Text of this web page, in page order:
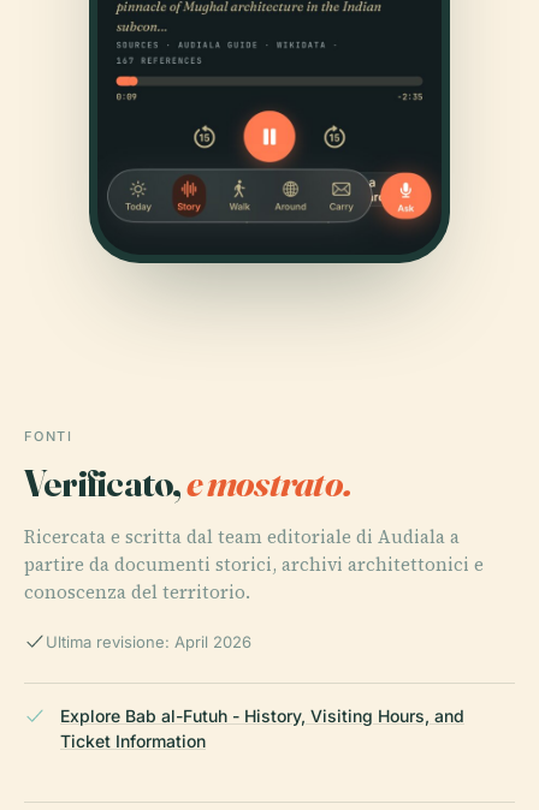
FONTI
Verificato,e mostrato.
Ricercata e scritta dal team editoriale di Audiala a
partire da documenti storici, archivi architettonici e
conoscenza del territorio.
Ultima revisione: April 2026
Explore Bab al-Futuh - History, Visiting Hours, and
Ticket Information